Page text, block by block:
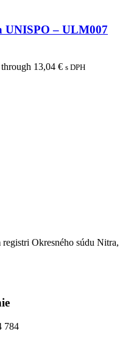
UNISPO – ULM007
13,04 € s DPH
Okresného súdu Nitra,
784